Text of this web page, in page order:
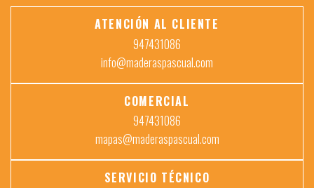
ATENCIÓN AL CLIENTE
947431086
info@maderaspascual.com
COMERCIAL
947431086
mapas@maderaspascual.com
SERVICIO TÉCNICO